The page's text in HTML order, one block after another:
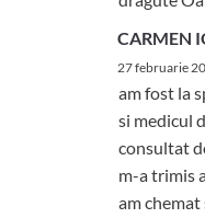
CARMEN
27 februarie
am fost la
si medicul
consultat
m-a trimis
am